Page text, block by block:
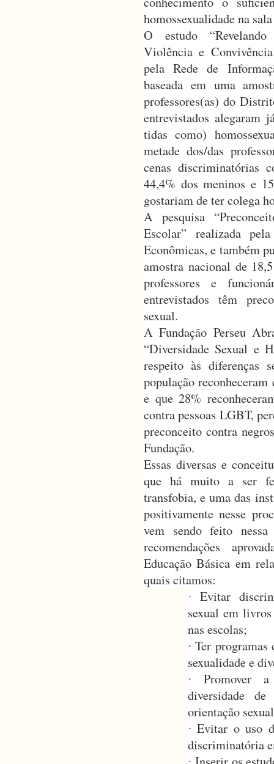
homossexualidade na
O estudo “Revelando
Violência e
pela Rede de
baseada em uma
professores(as) do
entrevistados alegaram
tidas como)
metade dos/das
cenas discriminatórias
44,4% dos meninos e
gostariam de ter colega
A pesquisa
Escolar” realizada
Econômicas, e também
amostra nacional de
professores e
entrevistados têm
sexual.
A Fundação Perseu
“Diversidade Sexual e
respeito às diferenças
população
e que 28%
contra pessoas LGBT,
preconceito contra
Fundação.
Essas diversas e
que há muito a ser
transfobia, e uma das
positivamente nesse
vem sendo feito
recomendações
Educação Básica em
quais citamos:
·
Evitar
sexual em
nas escolas;
· Ter
sexualidade e
·
Promover
diversidade
orientação
· Evitar o uso
discriminatória